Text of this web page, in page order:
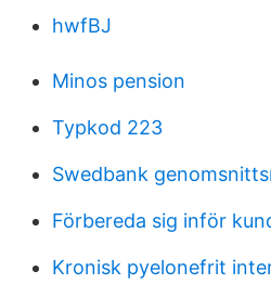
hwfBJ
Minos pension
Typkod 223
Swedbank
Förbereda sig inför
Kronisk pyelonefrit